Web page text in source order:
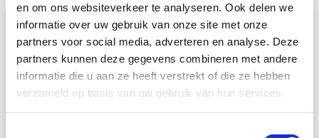
en om ons websiteverkeer te analyseren. Ook delen we
informatie over uw gebruik van onze site met onze
partners voor social media, adverteren en analyse. Deze
partners kunnen deze gegevens combineren met andere
informatie die u aan ze heeft verstrekt of die ze hebben
verzameld op basis van uw gebruik van hun services.
Stap 3
Naast het kenteken ziet u de menuknop, kies hier voor ‘PIN
opnieuw verzenden’.